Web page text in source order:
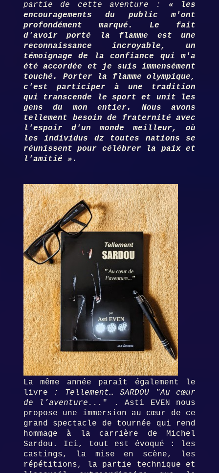
partie de cette aventure :
«
les
encouragements du public m'ont
profondément marqué. Le fait
d'avoir porté la flamme est une
reconnaissance incroyable, un
témoignage de la confiance qui m'a
été accordée et je suis immensément
touché. Porter la flamme olympique,
c'est participer à une tradition
qui transcende le sport et unit les
gens du mon entier. Nous avons
tellement besoin de fraternité avec
l'espoir d'un monde meilleur, où
les individus dz toutes nations se
réunissent pour célébrer la paix et
l'amitié ».
La même année paraît également le
livre
: Tellement… SARDOU "Au cœur
de l’aventure... " . Asti EVEN nous
propose une immersion au cœur de ce
grand spectacle de tournée qui rend
hommage à la carrière de Michel
Sardou. Ici, tout est évoqué : les
castings, la mise en scène, les
répétitions, la partie technique et